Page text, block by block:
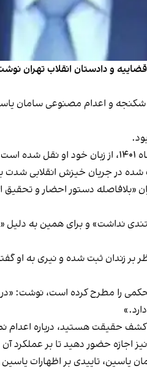
قضاییه و دادستان انقلاب تهران
شکنجه و اعدام مصنوعی سامان
شده در جریان خیزش انقلابی
«بلافاصله دستور احضار و تحقیق
نداشت» و برای همین به دلیل
بر زندان ثبت شده و نیری به او
محکمی را مطرح کرده است، نوشت:
حقیقت هستید، درباره اعدام
اجازه حضور دهید تا بر عملکرد
یاسین، تاییدی بر اظهارات